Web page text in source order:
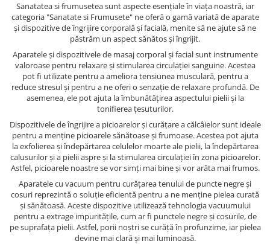
Sanatatea si frumusetea sunt aspecte esențiale în viața noastră, iar
categoria "Sanatate si Frumusete" ne oferă o gamă variată de aparate
și dispozitive de îngrijire corporală și facială, menite să ne ajute să ne
păstrăm un aspect sănătos și îngrijit.
Aparatele și dispozitivele de masaj corporal și facial sunt instrumente
valoroase pentru relaxare și stimularea circulației sanguine. Acestea
pot fi utilizate pentru a ameliora tensiunea musculară, pentru a
reduce stresul și pentru a ne oferi o senzație de relaxare profundă. De
asemenea, ele pot ajuta la îmbunătățirea aspectului pielii și la
tonifierea țesuturilor.
Dispozitivele de îngrijire a picioarelor și curățare a călcâielor sunt ideale
pentru a menține picioarele sănătoase și frumoase. Acestea pot ajuta
la exfolierea și îndepărtarea celulelor moarte ale pielii, la îndepărtarea
calusurilor și a pielii aspre și la stimularea circulației în zona picioarelor.
Astfel, picioarele noastre se vor simți mai bine și vor arăta mai frumos.
Aparatele cu vacuum pentru curățarea tenului de puncte negre și
cosuri reprezintă o soluție eficientă pentru a ne menține pielea curată
și sănătoasă. Aceste dispozitive utilizează tehnologia vacuumului
pentru a extrage impuritățile, cum ar fi punctele negre și cosurile, de
pe suprafața pielii. Astfel, porii noștri se curăță în profunzime, iar pielea
devine mai clară și mai luminoasă.